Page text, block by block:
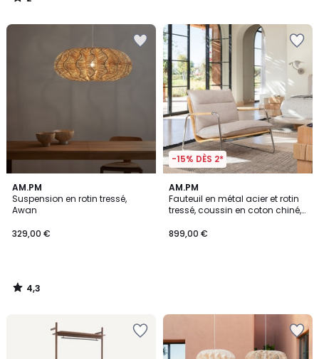
/
AM.PM
Suspension en rotin tressé,
Awan
329,00 €
4,3
/ 5
4,3
/
-15% DÈS 2*
AM.PM
Fauteuil en métal acier et rotin
tressé, coussin en coton chiné,
899,00 €